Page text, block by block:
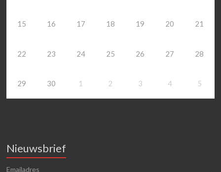
15 16 17 18 19 20 21
22 23 24 25 26 27 28
29 30 1 2 3 4 5
Nieuwsbrief
Emailadres